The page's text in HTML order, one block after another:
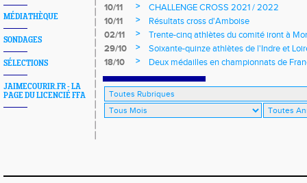
MÉDIATHÈQUE
SONDAGES
SÉLECTIONS
JAIMECOURIR.FR - LA
PAGE DU LICENCIÉ FFA
10/11
>
CHALLENGE CROSS 2021 / 2022
10/11
>
Résultats cross d'Amboise
02/11
>
Trente-cinq athlètes du comité iront à
29/10
>
Soixante-quinze athlètes de l'Indre et
régionaux de cross-country 2021
18/10 > Deux médailles en championnats de